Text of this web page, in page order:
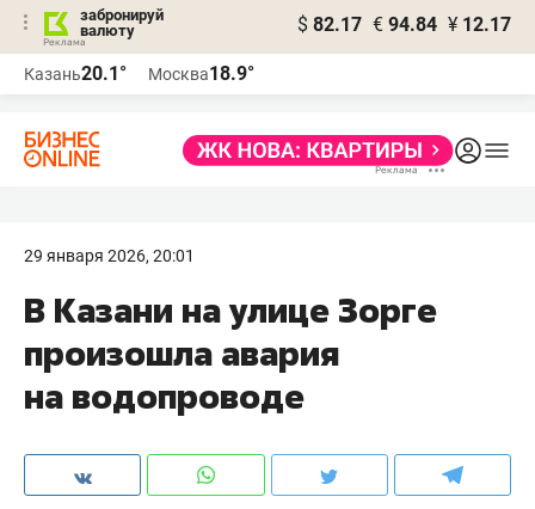
забронируй
валюту
$ 82.17 € 94.84 ¥ 12.17
Казань20.1° Москва18.9°
29 января 2026, 20:01
В Казани на улице Зорге
произошла авария
на водопроводе